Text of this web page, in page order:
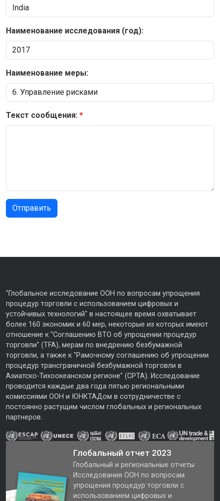
Наименование исследования (год):
Наименование меры:
Текст сообщения:
"Глобальное исследование ООН по вопросам упрощения
процедур торговли с использованием цифровых и
устойчивых технологий" в настоящее время охватывает
более 160 экономик и 60 мер, некоторые из которых имеют
отношение к "Соглашению ВТО об упрощении процедур
торговли" (TFA), мерам по внедрению безбумажной
торговли, а также к "Рамочному соглашению об упрощении
процедур трансграничной безбумажной торговли в
Азиатско-Тихоокеанском регионе" (CPTA). Исследование
проводится каждые два года пятью региональными
комиссиями ООН и ЮНКТАДом в сотрудничестве с
постоянно растущим числом глобальных и региональных
партнеров.
Глобальный отчет 2023
Глобальный и региональные отчеты
Исследования ООН по вопросам
упрощения процедур торговли с
использованием цифровых и